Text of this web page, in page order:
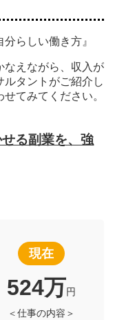
らしい働き方』
なえながら、収入が
ルタントがご紹介し
てみてください。
る副業を、強
現在
524万円
＜仕事の内容＞